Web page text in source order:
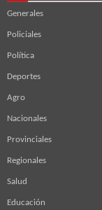
Generales
Policiales
Política
Deportes
Agro
Nacionales
Provinciales
Regionales
Salud
Educación